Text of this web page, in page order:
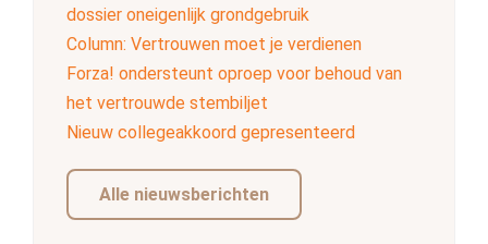
dossier oneigenlijk grondgebruik
Column: Vertrouwen moet je verdienen
Forza! ondersteunt oproep voor behoud van
het vertrouwde stembiljet
Nieuw collegeakkoord gepresenteerd
Alle nieuwsberichten